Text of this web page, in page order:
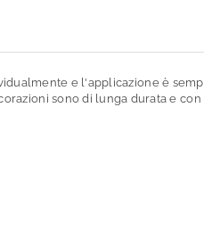
e l'applicazione è
sono di lunga durata e con